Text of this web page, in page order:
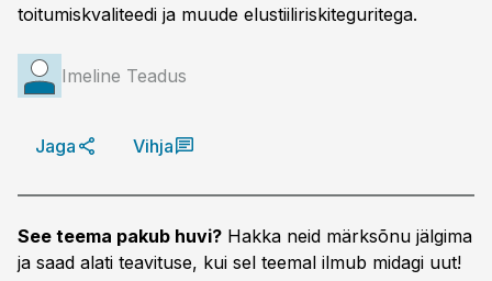
toitumiskvaliteedi ja muude elustiiliriskiteguritega.
Imeline Teadus
Jaga Vihja
See teema pakub huvi? Hakka neid märksõnu jälgima
ja saad alati teavituse, kui sel teemal ilmub midagi uut!